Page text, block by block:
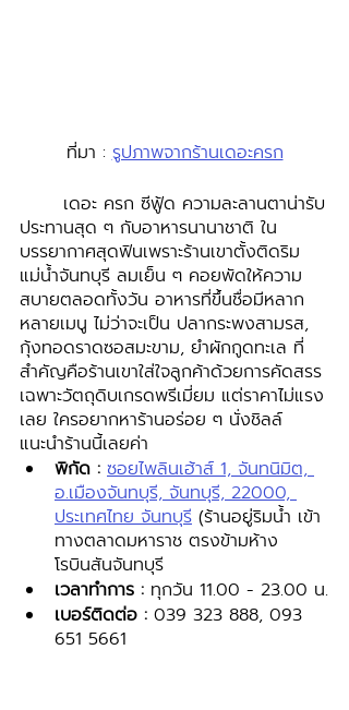
ที่มา : รูปภาพจากร้านเดอะครก
ประทานสุด ๆ กับอาหารนานาชาติ ใน
บรรยากาศสุดฟินเพราะร้านเขาตั้งติดริม
แม่น้ำจันทบุรี ลมเย็น ๆ คอยพัดให้ความ
สบายตลอดทั้งวัน อาหารที่ขึ้นชื่อมีหลาก
หลายเมนู ไม่ว่าจะเป็น ปลากระพงสามรส,
กุ้งทอดราดซอสมะขาม, ยำผักกูดทะเล ที่
สำคัญคือร้านเขาใส่ใจลูกค้าด้วยการคัดสรร
เฉพาะวัตถุดิบเกรดพรีเมี่ยม แต่ราคาไม่แรง
เลย ใครอยากหาร้านอร่อย ๆ นั่งชิลล์
แนะนำร้านนี้เลยค่า
พิกัด : ซอยไพลินเฮ้าส์ 1, จันทนิมิต,
อ.เมืองจันทบุรี, จันทบุรี, 22000,
ประเทศไทย จันทบุรี (ร้านอยู่ริมน้ำ เข้า
ทางตลาดมหาราช ตรงข้ามห้าง
โรบินสันจันทบุรี
เวลาทำการ : ทุกวัน 11.00 - 23.00 น.
เบอร์ติดต่อ : 039 323 888, 093
651 5661